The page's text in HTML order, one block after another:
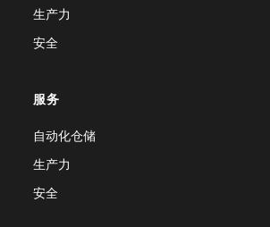
生产力
安全
服务
自动化仓储
生产力
安全